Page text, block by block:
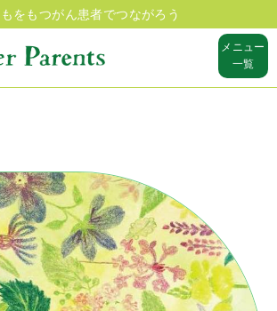
をもつがん患者でつながろう
メニュー
一覧